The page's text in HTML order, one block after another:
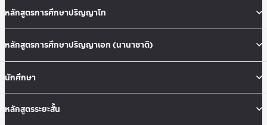
หลักสูตรการศึกษาปริญญาโท
หลักสูตรการศึกษาปริญญาเอก (นานาชาติ)
นักศึกษา
หลักสูตรระยะสั้น